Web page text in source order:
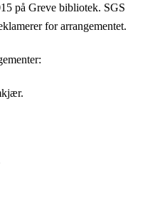
på Greve bibliotek. SGS
for arrangementet.